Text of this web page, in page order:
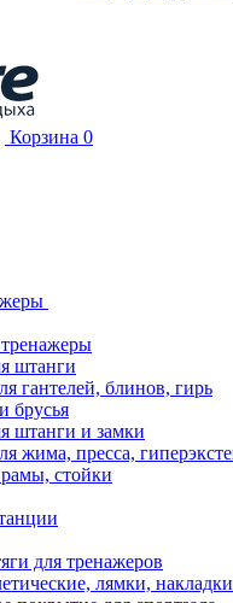
Корзина 0
штанги
гантелей, блинов, гирь
брусья
штанги и замки
жима, пресса,
стойки
для тренажеров
лямки,